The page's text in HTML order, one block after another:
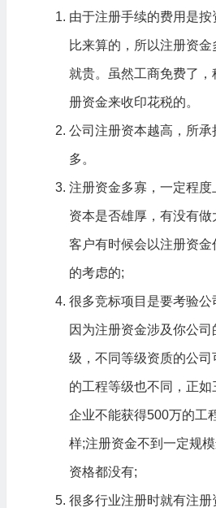
由于注册手续的费用是按
比来算的，所以注册资
就贵。虽然工商免费了，
册资金来收印花税的。
公司注册资本越高，所承
多。
注册资金多寡，一定程度
资本是否雄厚，有没有做
客户有时候会以注册资金
的考虑的;
很多竞标项目是要考验公
因为注册资金涉及你公
级，不同等级资质的公司
的工程等级也不同，正如
企业不能获得500万的工
样;注册资金不到一定规
资格都没有;
很多行业注册时就有注册